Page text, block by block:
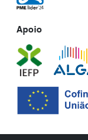
Apoio